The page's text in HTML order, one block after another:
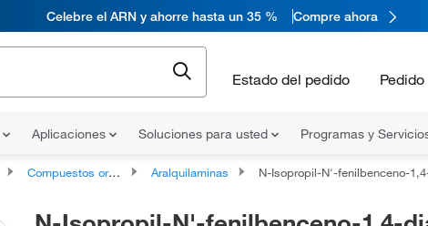
Celebre el ARN y ahorre hasta un 35 % Compre ahora
Estado del pedido
Aplicaciones Soluciones para usted Programas y
Compuestos organonitrógenos Aralquilaminas N-Isopropil-N'-fenilbenceno-1,4-